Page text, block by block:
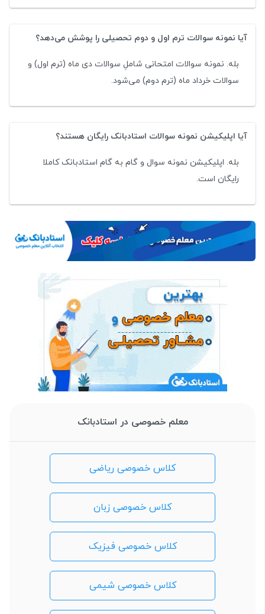
آیا نمونه سوالات ترم اول و دوم تحصیلی را پوشش می‌دهد؟
بله. نمونه سوالات امتحانی شاملِ سوالات دی ماه (ترم اول) و
سوالات خرداد ماه (ترم دوم) می‌شود.
آیا اپلیکیشن نمونه سوالات استادبانک رایگان هستند؟
بله. اپلیکیشن نمونه سوال و گام به گام استادبانک کاملا
رایگان است.
معلم خصوصی در استادبانک
کلاس خصوصی ریاضی
کلاس خصوصی زبان
کلاس خصوصی فیزیک
کلاس خصوصی شیمی